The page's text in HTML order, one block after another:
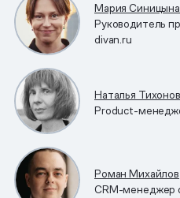
Мария Синицына
Руководитель
divan.ru
Наталья
Product-
Роман Михайлов
CRM-менеджер